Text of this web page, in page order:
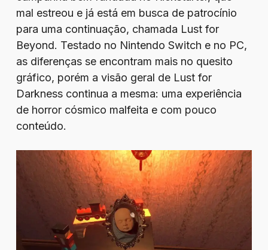
mal estreou e já está em busca de patrocínio
para uma continuação, chamada Lust for
Beyond. Testado no Nintendo Switch e no PC,
as diferenças se encontram mais no quesito
gráfico, porém a visão geral de Lust for
Darkness continua a mesma: uma experiência
de horror cósmico malfeita e com pouco
conteúdo.